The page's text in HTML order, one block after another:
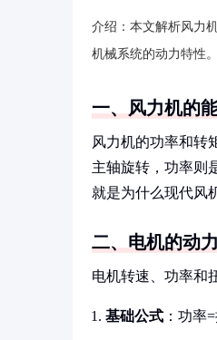
介绍： 本文解析风力
机械系统的动力特性。
一、风力机的
风力机的功率和转
主轴旋转，功率则
就是为什么现代风
二、电机的动
电机转速、功率和
基础公式 ：功率